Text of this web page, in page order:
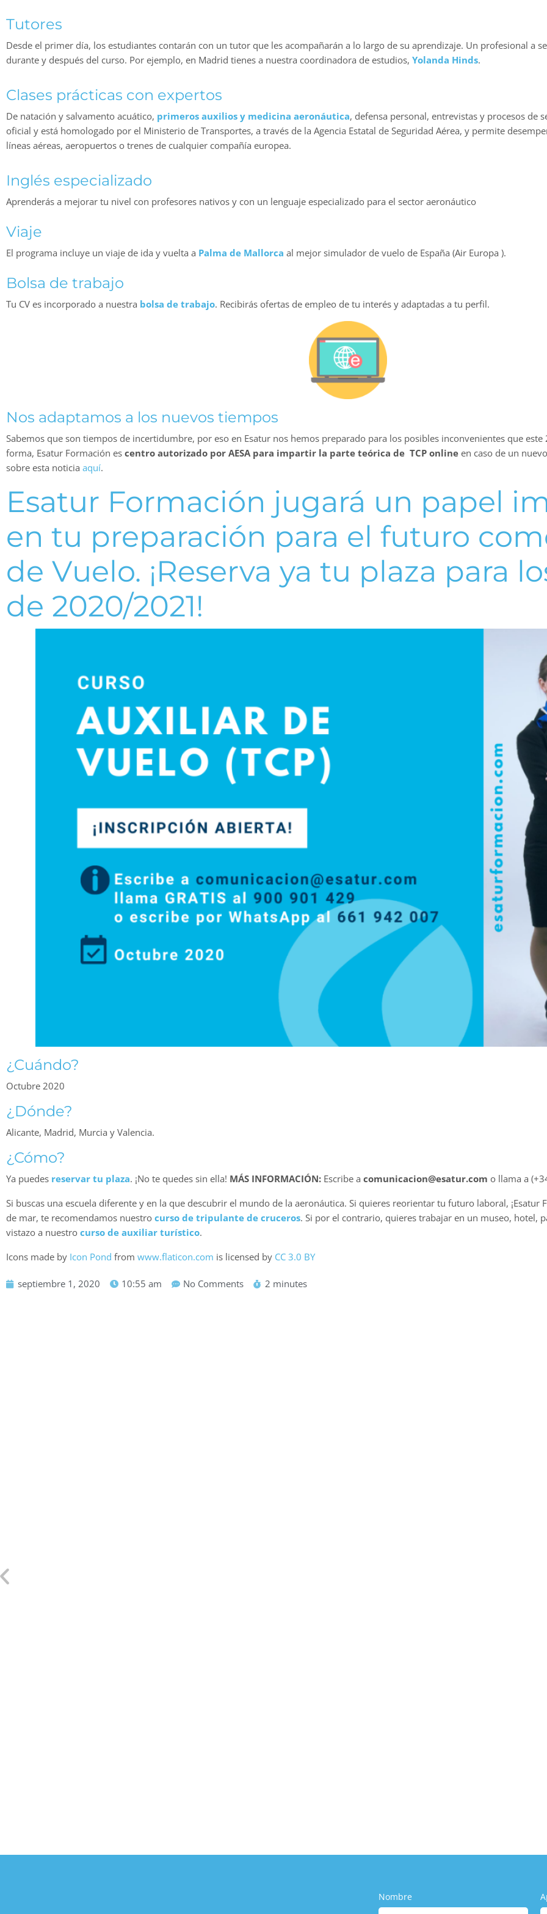
Tutores
Desde el primer día, los estudiantes contarán con un tutor que les acompañarán a lo largo de su aprendizaje. Un profesional a
durante y después del curso. Por ejemplo, en Madrid tienes a nuestra coordinadora de estudios, Yolanda Hinds.
Clases prácticas con expertos
De natación y salvamento acuático, primeros auxilios y medicina aeronáutica, defensa personal, entrevistas y procesos de
oficial y está homologado por el Ministerio de Transportes, a través de la Agencia Estatal de Seguridad Aérea, y permite
líneas aéreas, aeropuertos o trenes de cualquier compañía europea.
Inglés especializado
Aprenderás a mejorar tu nivel con profesores nativos y con un lenguaje especializado para el sector aeronáutico
Viaje
El programa incluye un viaje de ida y vuelta a Palma de Mallorca al mejor simulador de vuelo de España (Air Europa ).
Bolsa de trabajo
Tu CV es incorporado a nuestra bolsa de trabajo. Recibirás ofertas de empleo de tu interés y adaptadas a tu perfil.
Nos adaptamos a los nuevos tiempos
Sabemos que son tiempos de incertidumbre, por eso en Esatur nos hemos preparado para los posibles inconvenientes que
forma, Esatur Formación es centro autorizado por AESA para impartir la parte teórica de TCP online en caso de un
sobre esta noticia aquí.
Esatur Formación jugará un papel
en tu preparación para el futuro
de Vuelo. ¡Reserva ya tu plaza para
de 2020/2021!
¿Cuándo?
Octubre 2020
¿Dónde?
Alicante, Madrid, Murcia y Valencia.
¿Cómo?
Ya puedes reservar tu plaza. ¡No te quedes sin ella! MÁS INFORMACIÓN: Escribe a comunicacion@esatur.com o llama a
Si buscas una escuela diferente y en la que descubrir el mundo de la aeronáutica. Si quieres reorientar tu futuro laboral, ¡Esatur
de mar, te recomendamos nuestro curso de tripulante de cruceros. Si por el contrario, quieres trabajar en un museo, hotel,
vistazo a nuestro curso de auxiliar turístico.
Icons made by Icon Pond from www.flaticon.com is licensed by CC 3.0 BY
septiembre 1, 2020 10:55 am No Comments 2 minutes
Nombre